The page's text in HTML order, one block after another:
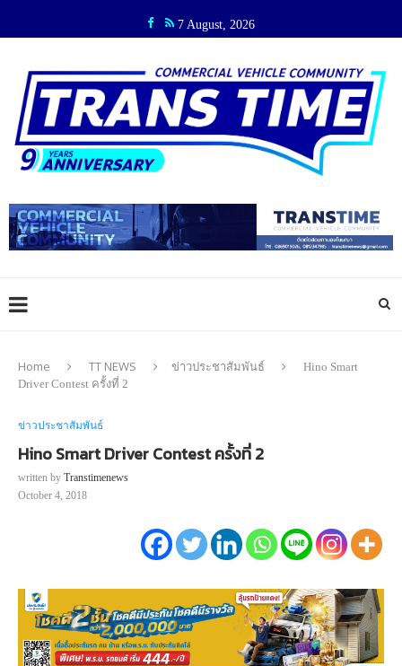
7 August, 2026
Home TT NEWS ข่าวประชาสัมพันธ์
Hino Smart
Driver Contest ครั้งที่ 2
ข่าวประชาสัมพันธ์
Hino Smart Driver Contest ครั้งที่ 2
written by Transtimenews
October 4, 2018